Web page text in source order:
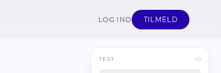
LOG IND TILMELD
TEST ×0